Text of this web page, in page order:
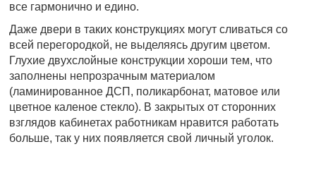
все гармонично и едино.
Даже двери в таких конструкциях могут сливаться со
всей перегородкой, не выделяясь другим цветом.
Глухие двухслойные конструкции хороши тем, что
заполнены непрозрачным материалом
(ламинированное ДСП, поликарбонат, матовое или
цветное каленое стекло). В закрытых от сторонних
взглядов кабинетах работникам нравится работать
больше, так у них появляется свой личный уголок.